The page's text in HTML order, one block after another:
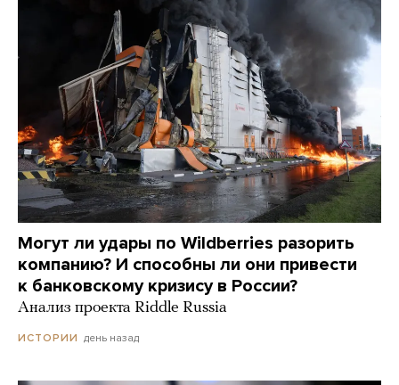
Могут ли удары по Wildberries разорить
компанию? И способны ли они привести
к банковскому кризису в России?
Анализ проекта Riddle Russia
ИСТОРИИ день назад